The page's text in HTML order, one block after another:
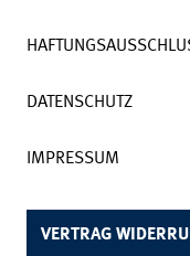
DATENSCHUTZ
IMPRESSUM
VERTRAG